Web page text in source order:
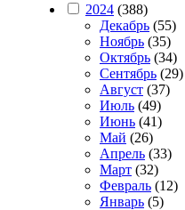
2024 (388)
Декабрь (55)
Ноябрь (35)
Октябрь (34)
Сентябрь (29)
Август (37)
Июль (49)
Июнь (41)
Май (26)
Апрель (33)
Март (32)
Февраль (12)
Январь (5)